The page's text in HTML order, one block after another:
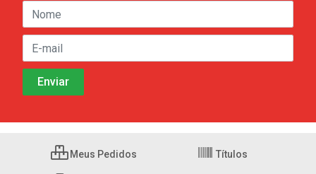
Meus Pedidos Títulos